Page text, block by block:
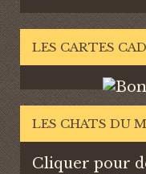
LES CARTES
LES CHATS DU
Cliquer pour